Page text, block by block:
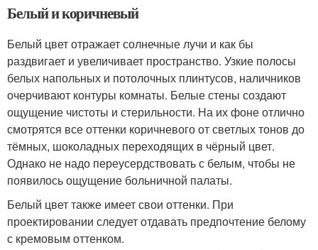
Белый и коричневый
Белый цвет отражает солнечные лучи и как бы
раздвигает и увеличивает пространство. Узкие полосы
белых напольных и потолочных плинтусов, наличников
очерчивают контуры комнаты. Белые стены создают
ощущение чистоты и стерильности. На их фоне отлично
смотрятся все оттенки коричневого от светлых тонов до
тёмных, шоколадных переходящих в чёрный цвет.
Однако не надо переусердствовать с белым, чтобы не
появилось ощущение больничной палаты.
Белый цвет также имеет свои оттенки. При
проектировании следует отдавать предпочтение белому
с кремовым оттенком.